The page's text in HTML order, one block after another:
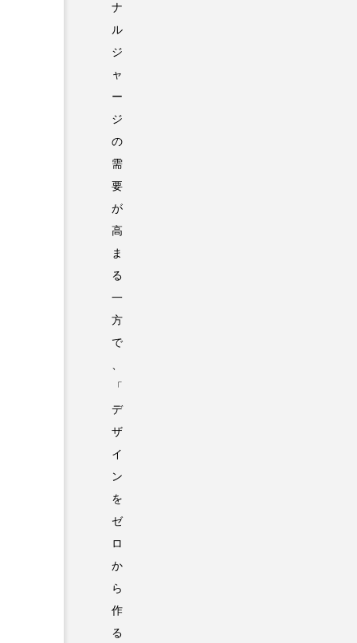
ナ
ル
ジ
ャ
ー
ジ
の
需
要
が
高
ま
る
一
方
で
、
「
デ
ザ
イ
ン
を
ゼ
ロ
か
ら
作
る